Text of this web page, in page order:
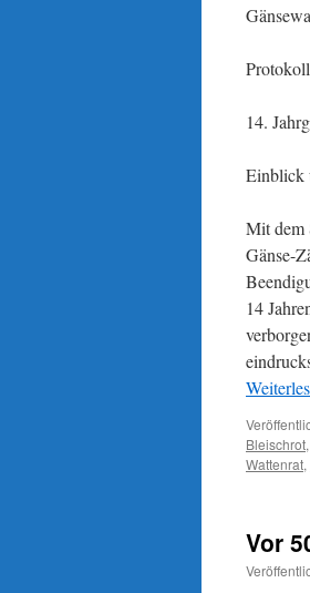
14.
Einblick
Mit dem
Gänse-
14
Bleischrot,
Wattenrat,
Vor